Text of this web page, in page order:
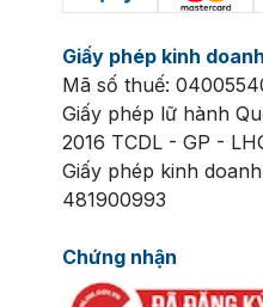
Giấy phép kinh doanh
Mã số thuế:
Giấy phép lữ hành
2016 TCDL - GP -
Giấy phép kinh
481900993
Chứng nhận